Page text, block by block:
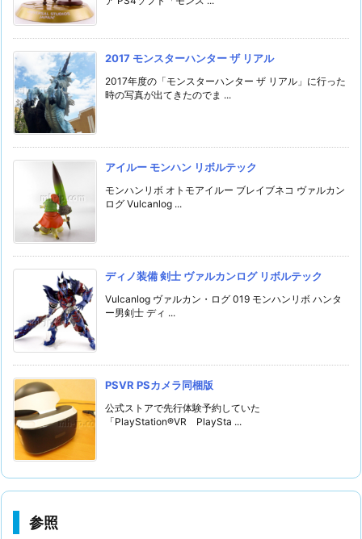
2017 モンスターハンター ザ リアル
2017年度の「モンスターハンター ザ リアル」に行った
時の写真が出てきたのでま ...
アイルー モンハン リボルテック
モンハンリボ オトモアイルー ブレイブネコ ヴァルカン
ログ Vulcanlog ...
ディノ装備 剣士 ヴァルカンログ リボルテック
Vulcanlog ヴァルカン・ログ 019 モンハンリボ ハンタ
ー男剣士 ディ ...
PSVR PSカメラ同梱版
公式ストアで先行体験予約していた
「PlayStation®VR PlaySta ...
参照